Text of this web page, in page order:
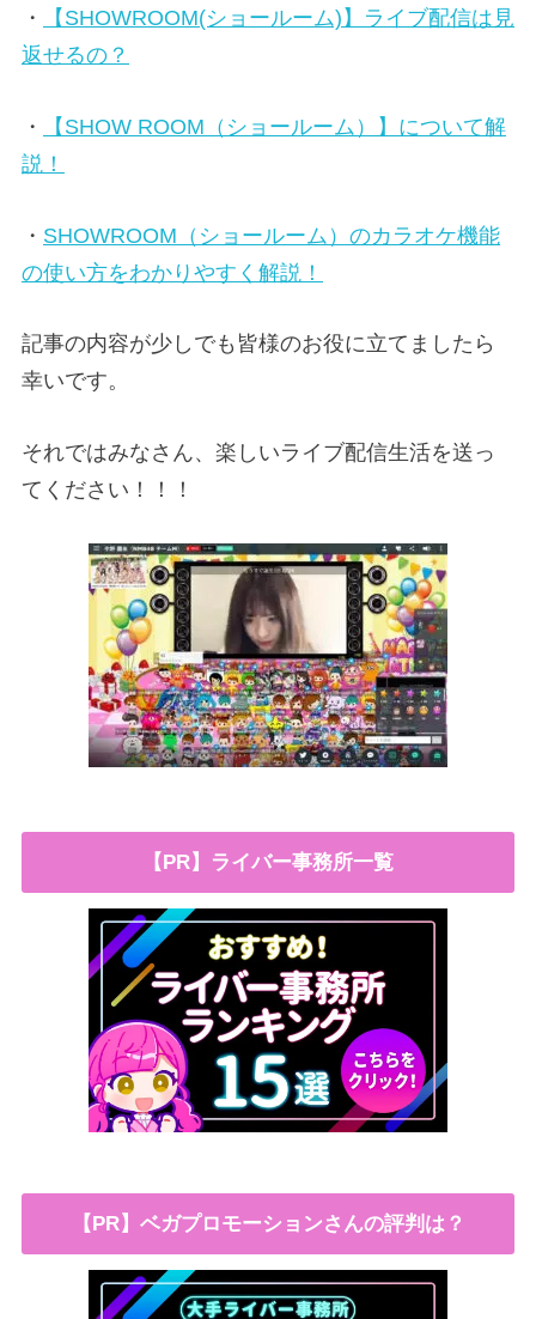
・
【SHOWROOM(ショールーム)】ライブ配信は見
返せるの？
・
【SHOW ROOM（ショールーム）】について解
説！
・ SHOWROOM（ショールーム）のカラオケ機能
の使い方をわかりやすく解説！
記事の内容が少しでも皆様のお役に立てましたら
幸いです。
それではみなさん、楽しいライブ配信生活を送っ
てください！！！
【PR】ライバー事務所一覧
【PR】ベガプロモーションさんの評判は？